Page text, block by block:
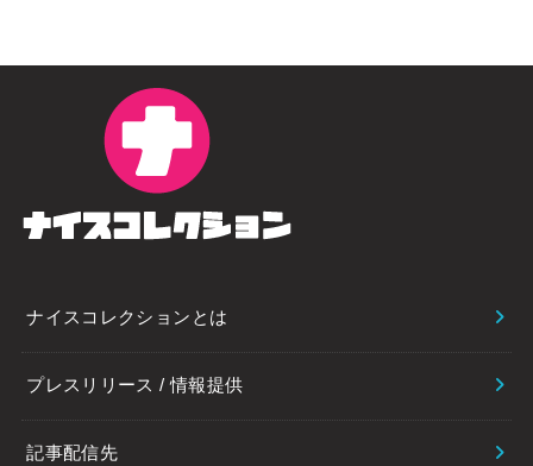
ナイスコレクションとは
プレスリリース / 情報提供
記事配信先